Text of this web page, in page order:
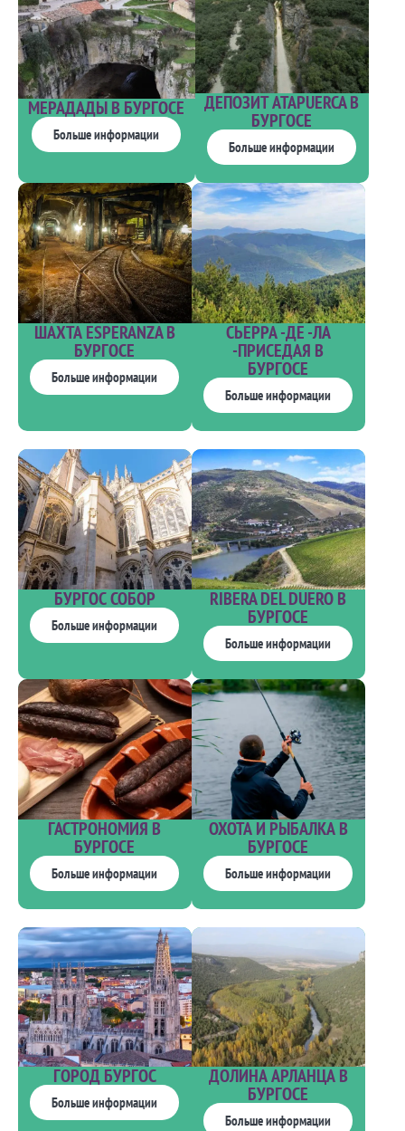
МЕРАДАДЫ В БУРГОСЕ
Больше информации
ДЕПОЗИТ ATAPUERCA В
БУРГОСЕ
Больше информации
ШАХТА ESPERANZA В
БУРГОСЕ
Больше информации
СЬЕРРА -ДЕ -ЛА
-ПРИСЕДАЯ В
БУРГОСЕ
Больше информации
БУРГОС СОБОР
Больше информации
RIBERA DEL DUERO В
БУРГОСЕ
Больше информации
ГАСТРОНОМИЯ В
БУРГОСЕ
Больше информации
ОХОТА И РЫБАЛКА В
БУРГОСЕ
Больше информации
ГОРОД БУРГОС
Больше информации
ДОЛИНА АРЛАНЦА В
БУРГОСЕ
Больше информации